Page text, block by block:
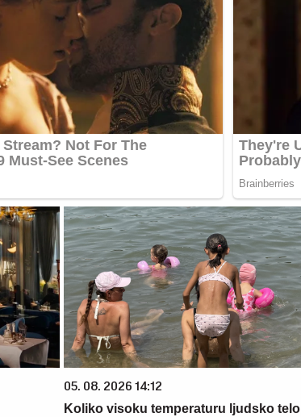
05. 08. 2026 14:12
Koliko visoku temperaturu ljudsko telo